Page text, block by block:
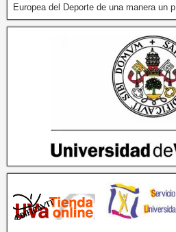
Europea del Deporte de una manera un p